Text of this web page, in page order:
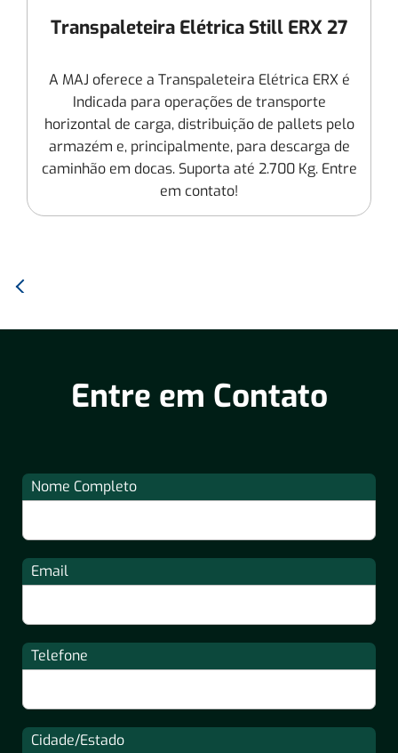
Transpaleteira Elétrica Still ERX 27
A MAJ oferece a Transpaleteira Elétrica ERX é
Indicada para operações de transporte
horizontal de carga, distribuição de pallets pelo
armazém e, principalmente, para descarga de
caminhão em docas. Suporta até 2.700 Kg. Entre
em contato!
Anterior:
de
Entre em Contato
Nome Completo
Email
Telefone
Cidade/Estado